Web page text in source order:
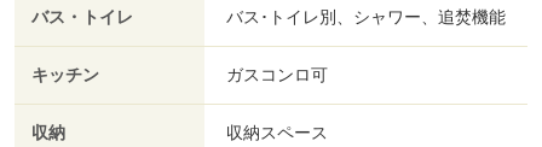
バス・トイレ バス･トイレ別、シャワー、追焚機能
キッチン ガスコンロ可
収納 収納スペース